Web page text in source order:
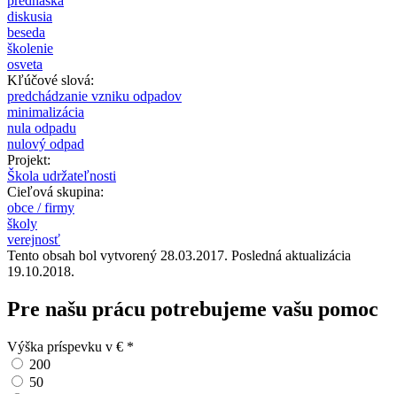
diskusia
beseda
školenie
osveta
Kľúčové slová:
predchádzanie vzniku odpadov
minimalizácia
nula odpadu
nulový odpad
Projekt:
Škola udržateľnosti
Cieľová skupina:
obce / firmy
školy
verejnosť
Tento obsah bol vytvorený 28.03.2017. Posledná aktualizácia
19.10.2018.
Pre našu prácu potrebujeme vašu pomoc
Výška príspevku v € *
200
50